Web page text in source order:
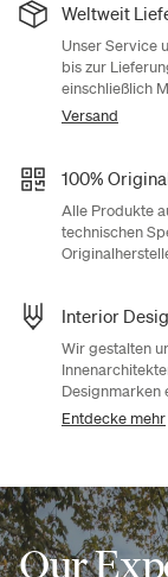
Weltweit
Unser Service
bis zur
einschließlich
Versand
100%
Alle Produkte
technischen
Interior
Wir gestalten
Designmarken
Entdecke mehr
Our